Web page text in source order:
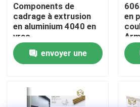
nouvelles
Tous les cas
profils en aluminium pour des
Components de
cadrage à extrusion
en aluminium 4040 en
vrac
envoyer une
en